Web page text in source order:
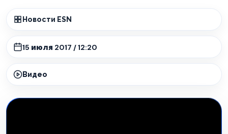
Новости ESN
15 июля 2017 / 12:20
Видео